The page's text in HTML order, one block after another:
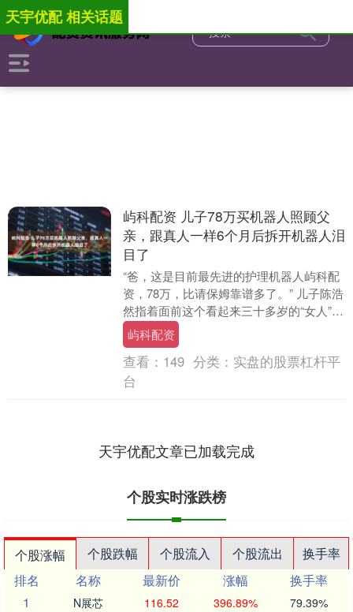
天宇优配 相关话题
屿科配资 儿子78万买机器人照顾父
亲，跟真人一样6个月后拆开机器人泪
目了
“爸，这是目前最先进的护理机器人屿科配
资，78万，比请保姆靠谱多了。” 儿子陈浩
然指着面前这个看起来三十多岁的“女人”，
满脸自信。 七十二岁的陈国庆推了推老花
镜....
屿科配资
查看： 149 分类： 实盘的股票杠杆平
台
天宇优配文章已加载完成
个股实时涨跌榜
个股涨幅 个股跌幅 个股流入 个股流出
换手率
排名
名称 最新价 涨幅
换手率
1
N展芯 116.52 396.89% 79.39%